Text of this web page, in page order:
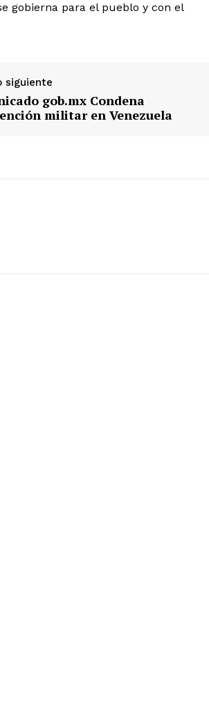
gobierna para el pueblo y con el
siguiente
gob.mx Condena
militar en Venezuela